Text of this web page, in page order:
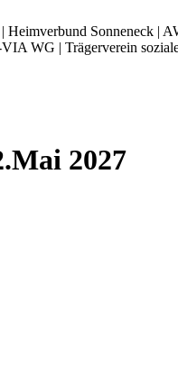
Sonneneck |
WG | Trägerverein
2027